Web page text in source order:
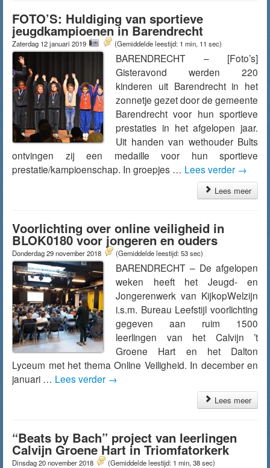
FOTO’S: Huldiging van sportieve
jeugdkampioenen in Barendrecht
Zaterdag 12 januari 2019 (Gemiddelde leestijd: 1 min, 11 sec)
BARENDRECHT – [Foto’s]
Gisteravond werden 220
kinderen uit Barendrecht in het
zonnetje gezet door de gemeente
Barendrecht voor hun sportieve
prestaties in het afgelopen jaar.
Uit handen van wethouder Bults
ontvingen zij een medaille voor hun sportieve
prestatie/kampioenschap. In groepjes … Lees verder →
Lees meer
Voorlichting over online veiligheid in
BLOK0180 voor jongeren en ouders
Donderdag 29 november 2018 (Gemiddelde leestijd: 53 sec)
BARENDRECHT – De afgelopen
weken heeft het Jeugd- en
Jongerenwerk van KijkopWelzijn
i.s.m. Bureau Leefstijl voorlichting
gegeven aan ruim 1500
leerlingen van het Calvijn ’t
Groene Hart en het Dalton
Lyceum met het thema Online Veiligheid. In december en
januari … Lees verder →
Lees meer
“Beats by Bach” project van leerlingen
Calvijn Groene Hart in Triomfatorkerk
Dinsdag 20 november 2018 (Gemiddelde leestijd: 1 min, 38 sec)